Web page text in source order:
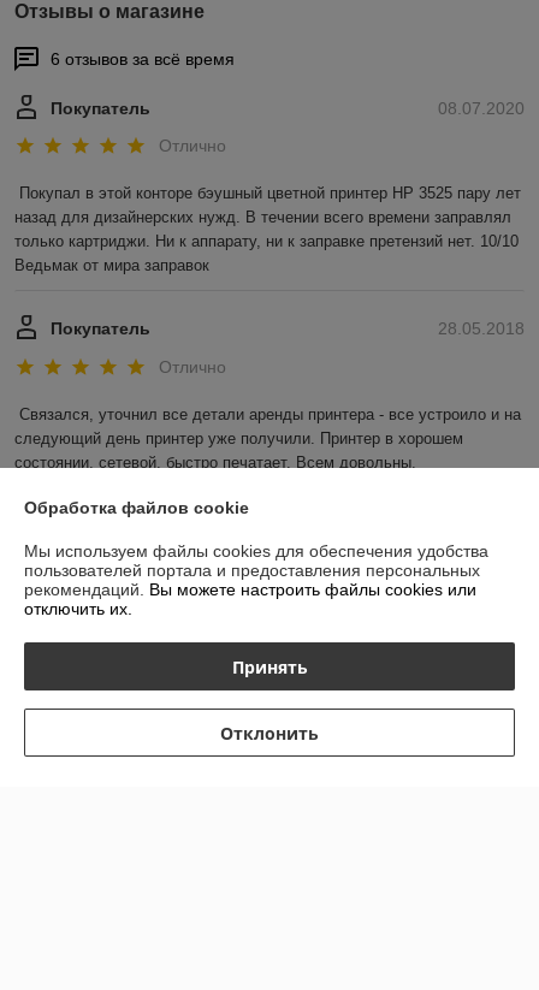
Отзывы о магазине
6 отзывов за всё время
08.07.2020
Покупатель
Отлично
Покупал в этой конторе бэушный цветной принтер HP 3525 пару лет
назад для дизайнерских нужд. В течении всего времени заправлял
только картриджи. Ни к аппарату, ни к заправке претензий нет. 10/10
Ведьмак от мира заправок
28.05.2018
Покупатель
Отлично
Связался, уточнил все детали аренды принтера - все устроило и на
следующий день принтер уже получили. Принтер в хорошем
состоянии, сетевой, быстро печатает. Всем довольны.
Показать все отзывы
О нас
Контакты
График работы
Обработка файлов cookie
Мы используем файлы cookies для обеспечения удобства
пользователей портала и предоставления персональных
рекомендаций. Вы можете настроить файлы cookies или
отключить их.
Принять
Отклонить